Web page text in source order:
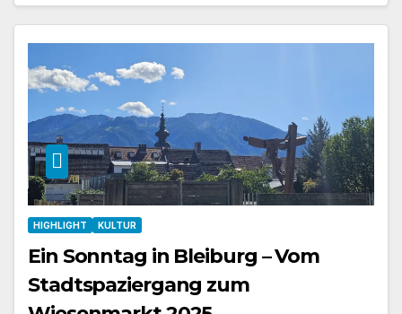
HIGHLIGHT KULTUR
Ein Sonntag in Bleiburg – Vom
Stadtspaziergang zum